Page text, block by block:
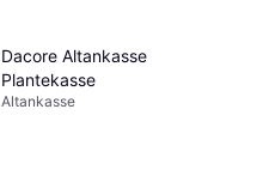
Dacore Altankasse
Plantekasse
Altankasse